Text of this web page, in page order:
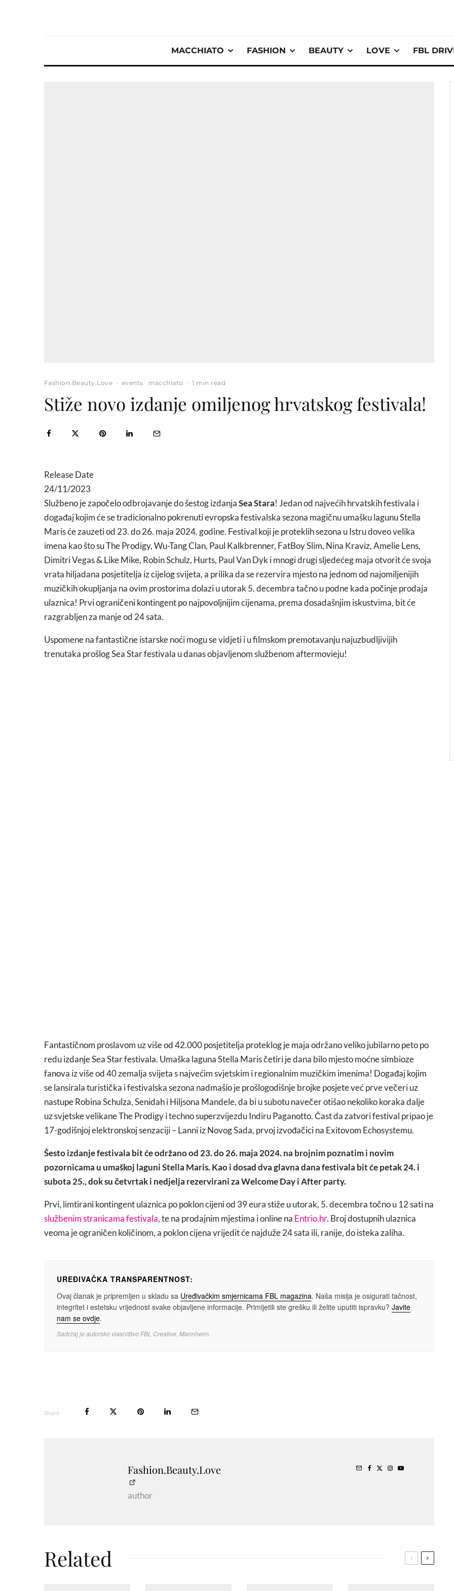
MACCHIATO FASHION BEAUTY LOVE FBL
Fashion.Beauty.Love · events macchiato · 1 min read
Stiže novo izdanje omiljenog hrvatskog festivala!
Release Date
24/11/2023
Službeno je započelo odbrojavanje do šestog izdanjaSea Stara! Jedan od najvećih hrvatskih festivala i
događaj kojim će se tradicionalno pokrenuti evropska festivalska sezona magičnu umašku lagunu Stella
Maris će zauzeti od 23. do 26. maja 2024. godine. Festival koji je proteklih sezona u Istru doveo velika
imena kao što su The Prodigy, Wu-Tang Clan, Paul Kalkbrenner, FatBoy Slim, Nina Kraviz, Amelie Lens,
Dimitri Vegas & Like Mike, Robin Schulz, Hurts, Paul Van Dyk i mnogi drugi sljedećeg maja otvorit će svoja
vrata hiljadana posjetitelja iz cijelog svijeta, a prilika da se rezervira mjesto na jednom od najomiljenijih
muzičkih okupljanja na ovim prostorima dolazi u utorak 5. decembra tačno u podne kada počinje prodaja
ulaznica! Prvi ograničeni kontingent po najpovoljnijim cijenama, prema dosadašnjim iskustvima, bit će
razgrabljen za manje od 24 sata.
Uspomene na fantastične istarske noći mogu se vidjeti i u filmskom premotavanju najuzbudljivijih
trenutaka prošlog Sea Star festivala u danas objavljenom službenom aftermovieju!
Fantastičnom proslavom uz više od 42.000 posjetitelja proteklog je maja održano veliko jubilarno peto po
redu izdanje Sea Star festivala. Umaška laguna Stella Maris četiri je dana bilo mjesto moćne simbioze
fanova iz više od 40 zemalja svijeta s najvećim svjetskim i regionalnim muzičkim imenima! Događaj kojim
se lansirala turistička i festivalska sezona nadmašio je prošlogodišnje brojke posjete već prve večeri uz
nastupe Robina Schulza, Senidah i Hiljsona Mandele, da bi u subotu navečer otišao nekoliko koraka dalje
uz svjetske velikane The Prodigy i techno superzvijezdu Indiru Paganotto. Čast da zatvori festival pripao je
17-godišnjoj elektronskoj senzaciji – Lanni iz Novog Sada, prvoj izvođačici na Exitovom Echosystemu.
Šesto izdanje festivala bit će održano od 23. do 26. maja 2024. na brojnim poznatim i novim
pozornicama u umaškoj laguni Stella Maris. Kao i dosad dva glavna dana festivala bit će petak 24. i
subota 25., dok su četvrtak i nedjelja rezervirani za Welcome Day i After party.
Prvi, limtirani kontingent ulaznica po poklon cijeni od 39 eura stiže u utorak, 5. decembra točno u 12 sati na
službenim stranicama festivala, te na prodajnim mjestima i online na Entrio.hr. Broj dostupnih ulaznica
veoma je ograničen količinom, a poklon cijena vrijedit će najduže 24 sata ili, ranije, do isteka zaliha.
UREĐIVAČKA TRANSPARENTNOST:
Ovaj članak je pripremljen u skladu sa Uređivačkim smjernicama FBL magazina. Naša misija je osigurati tačnost,
integritet i estetsku vrijednost svake objavljene informacije. Primijetili ste grešku ili želite uputiti ispravku? Javite
nam se ovdje.
Sadržaj je autorsko vlasništvo FBL Creative, Mannheim.
Share
Fashion.Beauty.Love
author
Related